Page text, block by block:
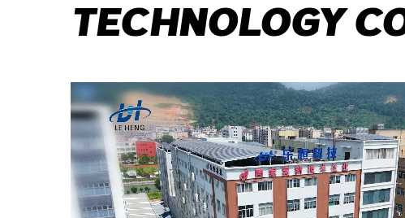
TECHNOLOGY